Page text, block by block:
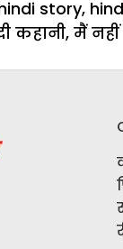
story,
कहानी, मैं